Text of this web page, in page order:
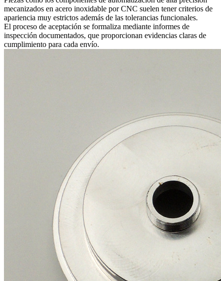
mecanizados en acero inoxidable por CNC suelen tener criterios de
apariencia muy estrictos además de las tolerancias funcionales.
El proceso de aceptación se formaliza mediante informes de
inspección documentados, que proporcionan evidencias claras de
cumplimiento para cada envío.